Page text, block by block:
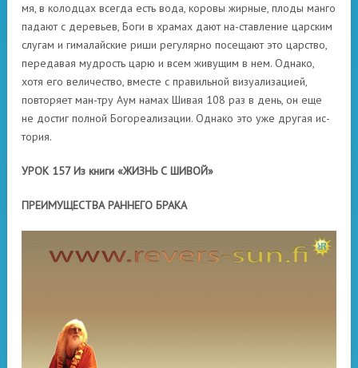
мя, в колодцах всегда есть вода, коровы жирные, плоды манго
падают с деревьев, Боги в храмах дают на-ставление царским
слугам и гималайские риши регулярно посещают это царство,
передавая мудрость царю и всем живущим в нем. Однако,
хотя его величество, вместе с правильной визуализацией,
повторяет ман-тру Аум намах Шивая 108 раз в день, он еще
не достиг полной Богореализации. Однако это уже другая ис-
тория.
УРОК 157 Из книги «ЖИЗНЬ С ШИВОЙ»
ПРЕИМУЩЕСТВА РАННЕГО БРАКА